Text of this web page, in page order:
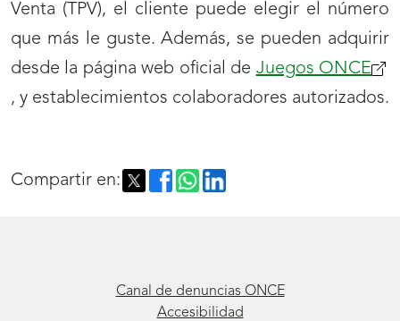
Venta (TPV), el cliente puede elegir el número
que más le guste. Además, se pueden adquirir
desde la página web oficial de Juegos ONCE
, y establecimientos colaboradores autorizados.
Compartir en:
Canal de denuncias ONCE
Accesibilidad